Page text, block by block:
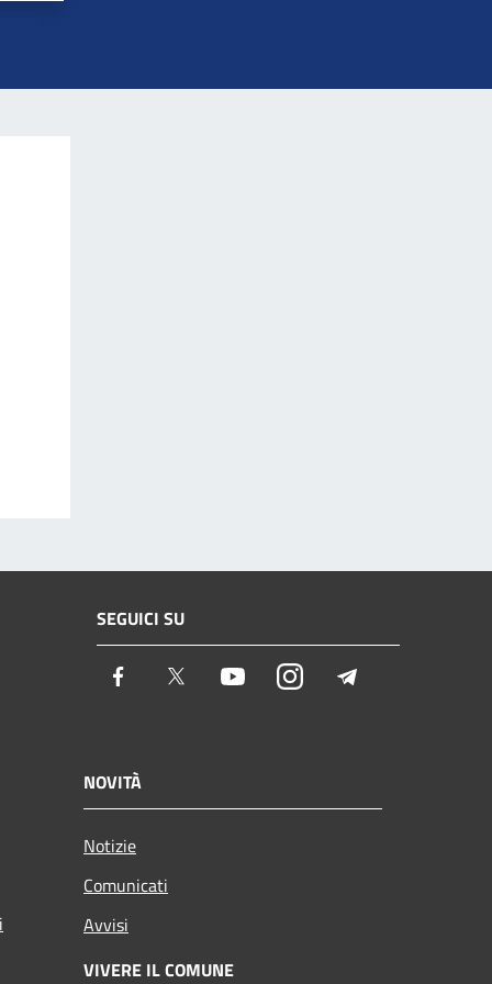
SEGUICI SU
Facebook Twitter YoutubeInstagram
NOVITÀ
Notizie
Comunicati
Avvisi
VIVERE IL COMUNE